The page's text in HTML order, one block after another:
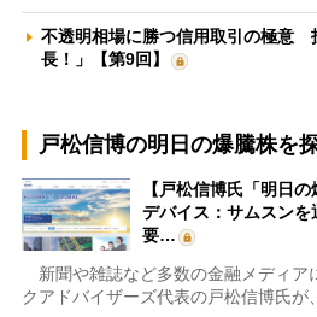
不透明相場に勝つ信用取引の極意
長！」【第9回】
戸松信博の明日の爆騰株を
【戸松信博氏「明日
デバイス：サムスン
要…
新聞や雑誌など多数の金融メディア
クアドバイザーズ代表の戸松信博氏